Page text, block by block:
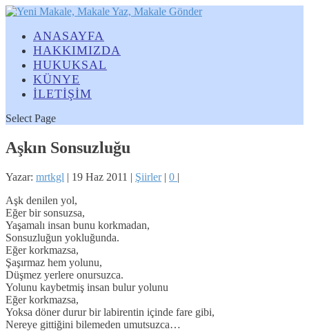
ANASAYFA
HAKKIMIZDA
HUKUKSAL
KÜNYE
İLETİŞİM
Select Page
Aşkın Sonsuzluğu
Yazar: mrtkgl | 19 Haz 2011 | Şiirler| 0 |
Aşk denilen yol,
Eğer bir sonsuzsa,
Yaşamalı insan bunu korkmadan,
Sonsuzluğun yokluğunda.
Eğer korkmazsa,
Şaşırmaz hem yolunu,
Düşmez yerlere onursuzca.
Yolunu kaybetmiş insan bulur yolunu
Eğer korkmazsa,
Yoksa döner durur bir labirentin içinde fare gibi,
Nereye gittiğini bilemeden umutsuzca…